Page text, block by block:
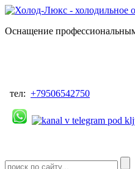
Оснащение
тел: +79506542750